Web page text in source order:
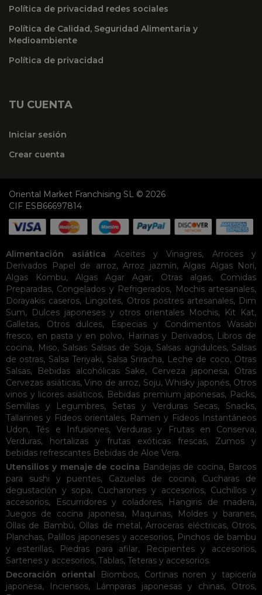
Política de privacidad redes sociales
Política de Calidad, Seguridad Alimentaria y
Medioambiente
Política de privacidad
TU CUENTA
Iniciar sesión
Crear cuenta
Oriental Market Franchising SL © 2026
CIF ESB66697814
Alimentación asiática Aceites y Vinagres, Arroces y
Derivados
Papel de arroz, Arroz jazmín, Algas Algas Nori,
Algas Kombu, Algas Agar Agar, Otras algas, Comidas
Preparadas, Congelados y Refrigerados, Mochis artesanales,
Dorayakis caseros, Lingotes, Otros postres artesanales, Dim
Sum, Dulces japoneses y otros orientales Mochis, Kit Kat,
Galletas, Otros dulces, Especias y Condimentos
Wasabi
fresco, en pasta y en polvo, Harinas y Derivados, Libros de
cocina, Miso, Salsas Salsas de Soja, Salsas agridulces, Salsas
de ostras, Salsa Teriyaki, Salsa Sriracha, Leche de coco, Otras
Salsas, Bebidas alcohólicas Sake, Cerveza japonesa, Otras
Cervezas asiáticas, Vino de arroz, Soju, Whisky japonés, Otros
vinos y licores asiáticos, Bebidas premium japonesas, Packs,
Semillas y Legumbres, Setas y Verduras Secas, Snacks,
Tallarines y Fideos orientales, Ramen y Fideos Instantáneos
Udon,Tés e Infusiones, Verduras y Frutas en Conserva,
Verduras, hortalizas y frutas exóticas frescas, Zumos y
bebidas refrescantes Bebidas de Aloe Vera.
Utensilios y menaje de cocina Bandejas de cocina, Barcos
para sushi y puentes, Cazuelas de cocina, Cucharas de
degustación y sopa, Cucharones y accesorios, Cuchillos y
accesorios, Escurridores y coladores, Hangiris de madera,
Juegos de cocina japonesa, Maquinas, Moldes y baranes,
Ollas de Bambú, Ollas de metal,Arroceras eléctricas, Otros,
Planchas, Palillos japoneses y accesorios, Pinchos de bambu
y esterillas, Piedras para afilar, Recipientes y accesorios,
Sartenes y accesorios, Tablas, Teteras y accesorios.
Decoración oriental
Biombos, Cortinas noren y tapicería
japonesa, Inciensos, Lámparas japonesas y chinas, Otros,